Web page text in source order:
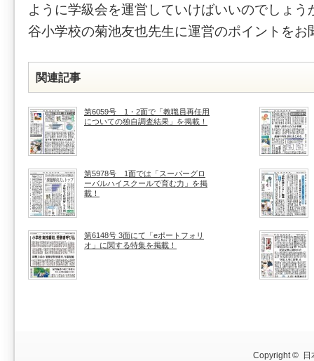
ように学級会を運営していけばいいのでしょう
谷小学校の菊池友也先生に運営のポイントをお
関連記事
第6059号 1・2面で「教職員再任用
についての独自調査結果」を掲載！
第5978号 1面では「スーパーグロ
ーバルハイスクールで育む力」を掲
載！
第6148号 3面にて「eポートフォリ
オ」に関する特集を掲載！
Copyright © 日